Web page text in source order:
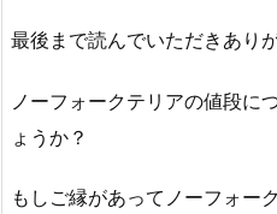
最後まで読んでいただきあり
ノーフォークテリアの値段に
ょうか？
もしご縁があってノーフォー